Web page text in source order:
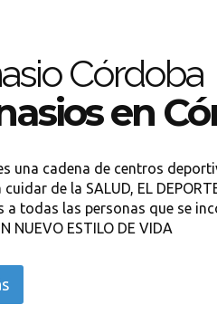
Córdoba
en
una cadena de centros
de la SALUD, EL
a todas las personas que se
NUEVO ESTILO DE VIDA